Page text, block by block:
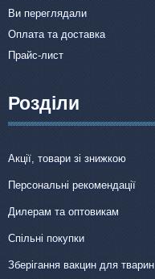
Ви переглядали
Оплата та доставка
Прайс-лист
Розділи
Акції, товари зі знижкою
Персональні рекомендації
Дилерам та оптовикам
Спільні покупки
Зберігання вакцин для тварин